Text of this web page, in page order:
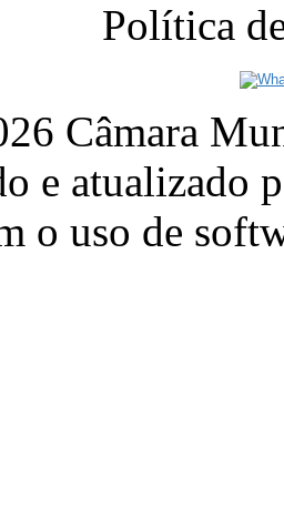
Política
Câmara
e atualizado
o uso de